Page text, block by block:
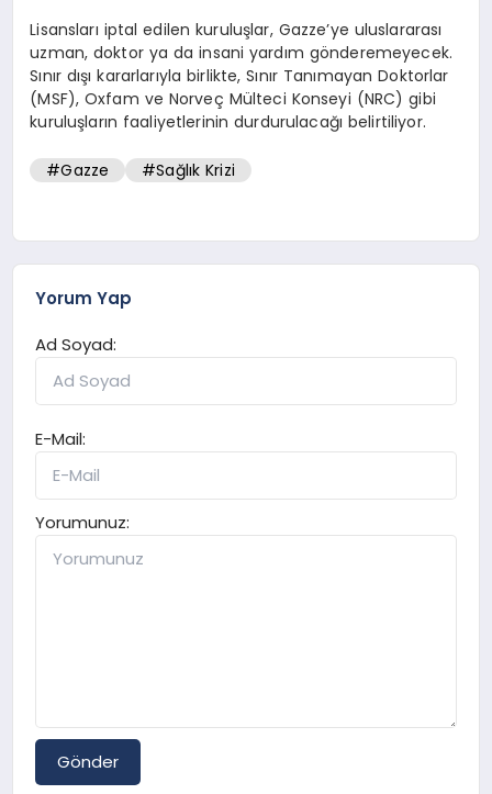
Lisansları iptal edilen kuruluşlar, Gazze’ye uluslararası
uzman, doktor ya da insani yardım gönderemeyecek.
Sınır dışı kararlarıyla birlikte, Sınır Tanımayan Doktorlar
(MSF), Oxfam ve Norveç Mülteci Konseyi (NRC) gibi
kuruluşların faaliyetlerinin durdurulacağı belirtiliyor.
#Gazze #Sağlık Krizi
Yorum Yap
Ad Soyad:
E-Mail:
Yorumunuz:
Gönder